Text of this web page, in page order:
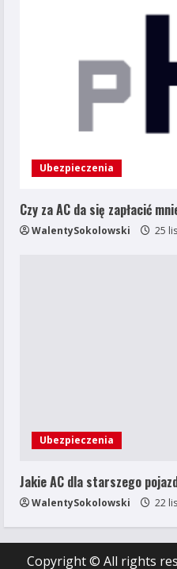
Ubezpieczenia
Czy za AC da się zapłacić
WalentySokolowski 25
Ubezpieczenia
Jakie AC dla starszego
WalentySokolowski 22
Copyright © All rights